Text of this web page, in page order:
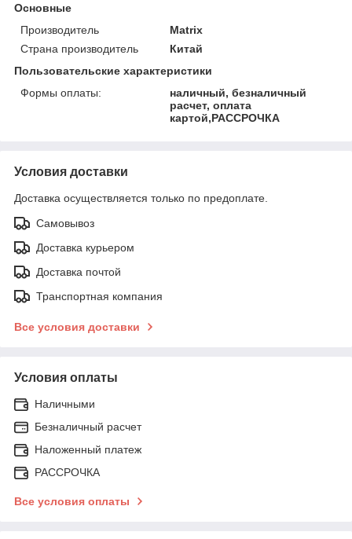
Основные
Производитель
Matrix
Страна производитель
Китай
Пользовательские характеристики
Формы оплаты:
наличный, безналичный
расчет, оплата
картой,РАССРОЧКА
Условия доставки
Доставка осуществляется только по предоплате.
Самовывоз
Доставка курьером
Доставка почтой
Транспортная компания
Все условия доставки
Условия оплаты
Наличными
Безналичный расчет
Наложенный платеж
РАССРОЧКА
Все условия оплаты